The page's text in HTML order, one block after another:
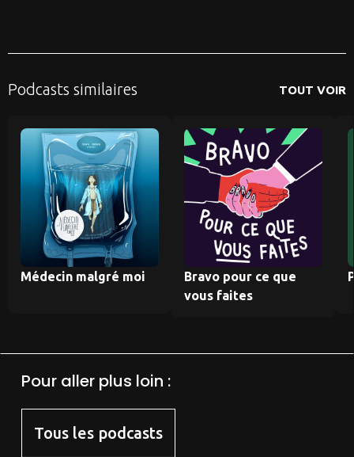
Podcasts similaires TOUT VOIR
Médecin malgré moi
Bravo pour ce que
vous faites
Pour aller plus loin :
Tous les podcasts